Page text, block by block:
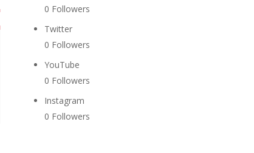
0 Followers
Twitter
0 Followers
YouTube
0 Followers
Instagram
0 Followers